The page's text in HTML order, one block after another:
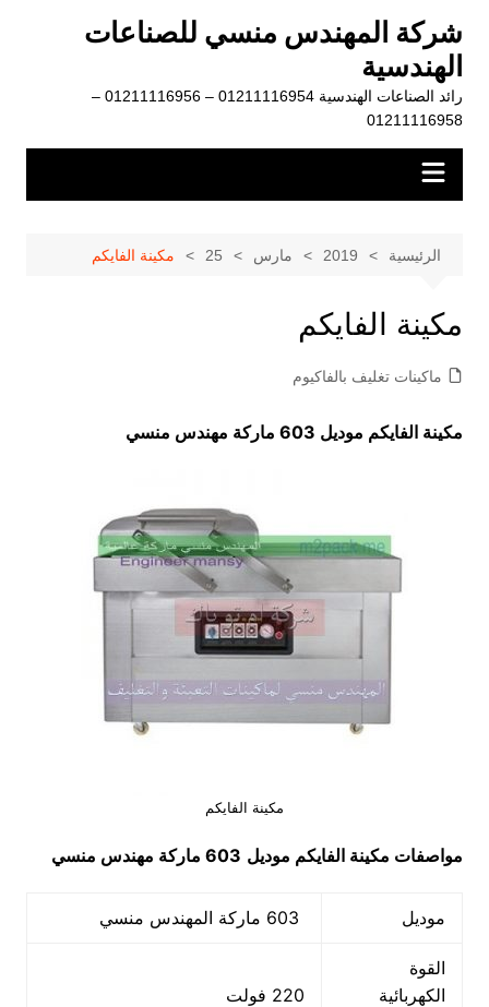
المحتوى
شركة المهندس منسي للصناعات
الهندسية
رائد الصناعات الهندسية 01211116954 – 01211116956 –
01211116958
الرئيسية 2019 مارس 25 مكينة الفايكم
مكينة الفايكم
ماكينات تغليف بالفاكيوم
مكينة الفايكم موديل 603 ماركة مهندس منسي
مكينة الفايكم
مواصفات مكينة الفايكم موديل 603 ماركة مهندس منسي
موديل
القوة
الكهربائية
220 فولت